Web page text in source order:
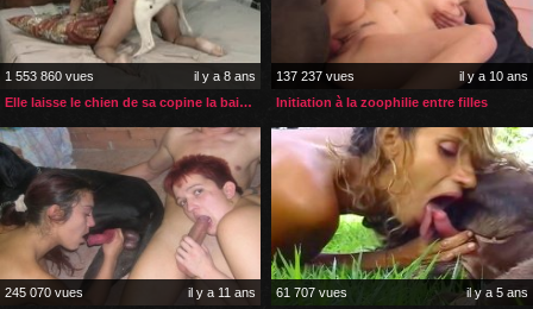
1 553 860 vues
il y a 8 ans
Elle laisse le chien de sa copine la baiser à fond
137 237 vues
il y a 10 ans
Initiation à la zoophilie entre filles
245 070 vues
il y a 11 ans
61 707 vues
il y a 5 ans